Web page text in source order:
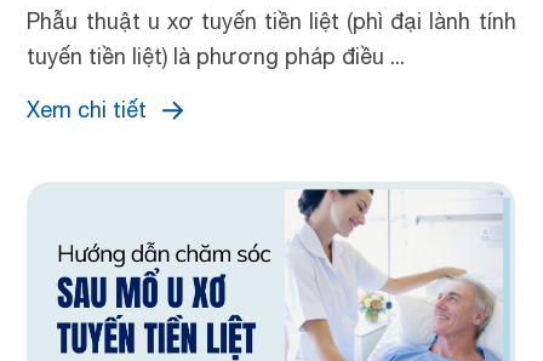
Phẫu thuật u xơ tuyến tiền liệt (phì đại lành tính
tuyến tiền liệt) là phương pháp điều ...
Xem chi tiết